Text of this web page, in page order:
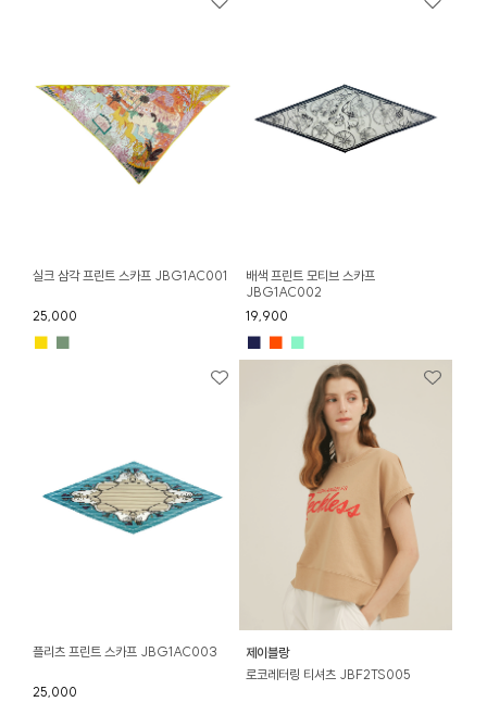
실크 삼각 프린트 스카프 JBG1AC001
25,000
■ ■
배색 프린트 모티브 스카프
JBG1AC002
19,900
■ ■ ■
플리츠 프린트 스카프 JBG1AC003
25,000
제이블랑
로코레터링 티셔츠 JBF2TS005